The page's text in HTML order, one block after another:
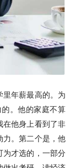
年薪最高的。为
。他的家庭不算
在他身上看到了非
力。第二个是，他
才选的，一部分